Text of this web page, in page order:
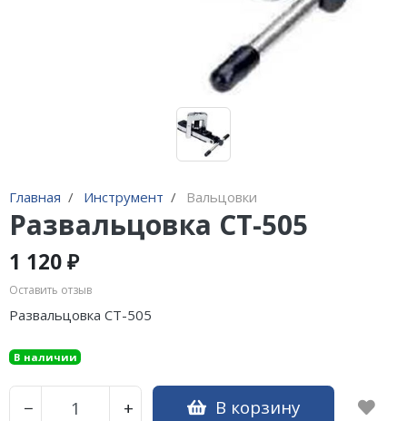
Главная Инструмент Вальцовки
Развальцовка CT-505
1 120 ₽
Оставить отзыв
Развальцовка CT-505
В наличии
− + В корзину
Манометры, вакуумметры
Станции регенерации